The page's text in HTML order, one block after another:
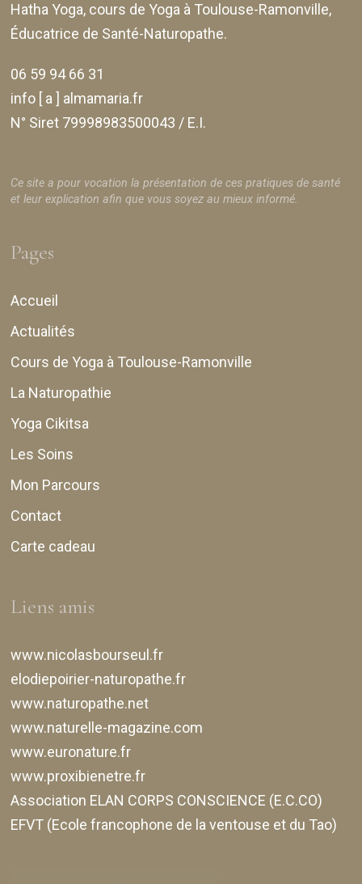
Hatha Yoga, cours de Yoga à Toulouse-Ramonville,
Éducatrice de Santé-Naturopathe.
06 59 94 66 31
info [ a ] almamaria.fr
N° Siret 79998983500043 / E.I.
Ce site a pour vocation la présentation de ces pratiques de santé
et leur explication afin que vous soyez au mieux informé.
Pages
Accueil
Actualités
Cours de Yoga à Toulouse-Ramonville
La Naturopathie
Yoga Cikitsa
Les Soins
Mon Parcours
Contact
Carte cadeau
Liens amis
www.nicolasbourseul.fr
elodiepoirier-naturopathe.fr
www.naturopathe.net
www.naturelle-magazine.com
www.euronature.fr
www.proxibienetre.fr
Association ELAN CORPS CONSCIENCE (E.C.CO)
EFVT (Ecole francophone de la ventouse et du Tao)